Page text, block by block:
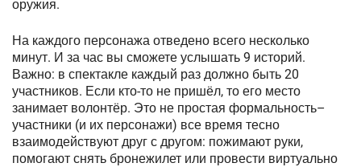
оружия.
На каждого персонажа отведено всего несколько
минут. И за час вы сможете услышать 9 историй.
Важно: в спектакле каждый раз должно быть 20
участников. Если кто-то не пришёл, то его место
занимает волонтёр. Это не простая формальность–
участники (и их персонажи) все время тесно
взаимодействуют друг с другом: пожимают руки,
помогают снять бронежилет или провести виртуально